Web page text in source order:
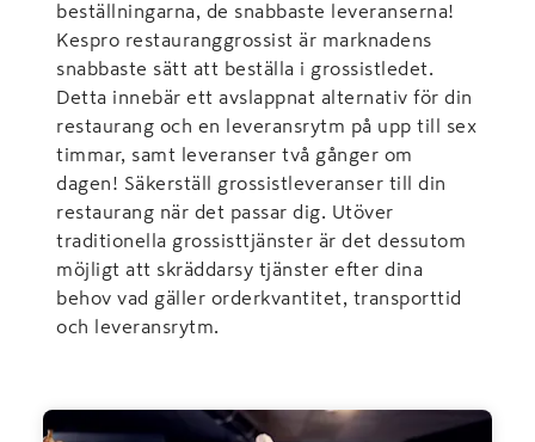
beställningarna, de snabbaste leveranserna!
Kespro restauranggrossist är marknadens
snabbaste sätt att beställa i grossistledet.
Detta innebär ett avslappnat alternativ för din
restaurang och en leveransrytm på upp till sex
timmar, samt leveranser två gånger om
dagen! Säkerställ grossistleveranser till din
restaurang när det passar dig. Utöver
traditionella grossisttjänster är det dessutom
möjligt att skräddarsy tjänster efter dina
behov vad gäller orderkvantitet, transporttid
och leveransrytm.